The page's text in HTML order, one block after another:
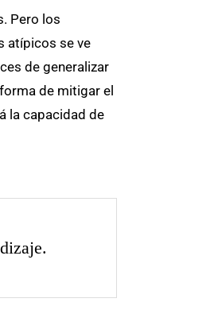
Pero los
atípicos se ve
de generalizar
de mitigar el
la capacidad de